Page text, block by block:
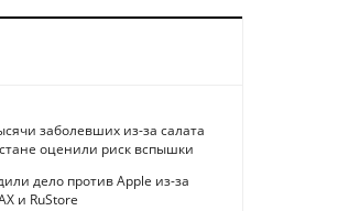
заболевших из-за салата
оценили риск вспышки
дело против Apple из-за
и RuStore